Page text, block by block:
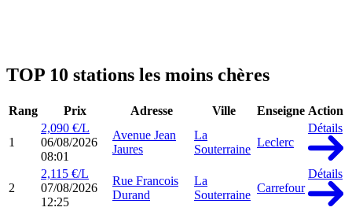
TOP 10 stations les moins chères
Rang Prix Adresse Ville Enseigne Action
1
2,090 €/L
06/08/2026
08:01
Avenue Jean
Jaures
La
Souterraine
Leclerc
Détails
2
2,115 €/L
07/08/2026
12:25
Rue Francois
Durand
La
Souterraine
Carrefour
Détails